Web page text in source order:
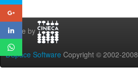
Theme by
DSpace Software Copyright © 2002-2008